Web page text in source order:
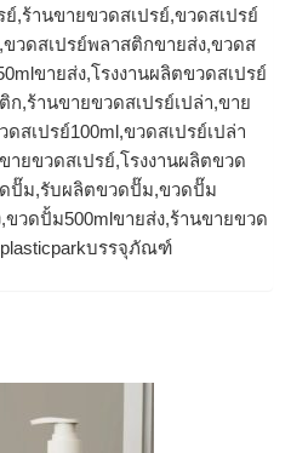
,ร้านขายขวดสเปรย์,ขวดสเปรย์
วดสเปรย์พลาสติกขายส่ง,ขวดส
ขายส่ง,โรงงานผลิตขวดสเปรย์
,ร้านขายขวดสเปรย์เปล่า,ขาย
สเปรย์100ml,ขวดสเปรย์เปล่า
ายขวดสเปรย์,โรงงานผลิตขวด
ปั๊ม,รับผลิตขวดปั๊ม,ขวดปั๊ม
วดปั้ม500mlขายส่ง,ร้านขายขวด
บรรจุภัณฑ์